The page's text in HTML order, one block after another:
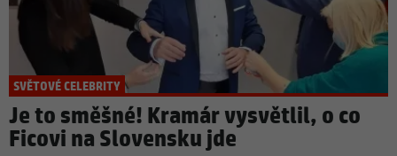
SVĚTOVÉ CELEBRITY
Je to směšné! Kramár vysvětlil, o co
Ficovi na Slovensku jde